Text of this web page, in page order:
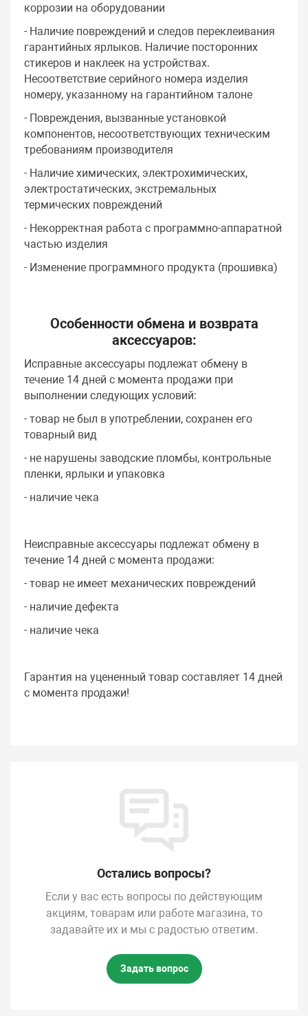
коррозии на оборудовании
- Наличие повреждений и следов переклеивания
гарантийных ярлыков. Наличие посторонних
стикеров и наклеек на устройствах.
Несоответствие серийного номера изделия
номеру, указанному на гарантийном талоне
- Повреждения, вызванные установкой
компонентов, несоответствующих техническим
требованиям производителя
- Наличие химических, электрохимических,
электростатических, экстремальных
термических повреждений
- Некорректная работа с программно-аппаратной
частью изделия
- Изменение программного продукта (прошивка)
Особенности обмена и возврата
аксессуаров:
Исправные аксессуары подлежат обмену в
течение 14 дней с момента продажи при
выполнении следующих условий:
- товар не был в употреблении, сохранен его
товарный вид
- не нарушены заводские пломбы, контрольные
пленки, ярлыки и упаковка
- наличие чека
Неисправные аксессуары подлежат обмену в
течение 14 дней с момента продажи:
- товар не имеет механических повреждений
- наличие дефекта
- наличие чека
Гарантия на уцененный товар составляет 14 дней
с момента продажи!
Остались вопросы?
Если у вас есть вопросы по действующим
акциям, товарам или работе магазина, то
задавайте их и мы с радостью ответим.
Задать вопрос